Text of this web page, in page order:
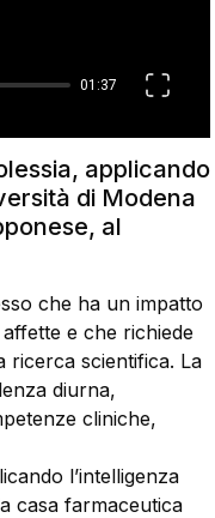
applicando
di Modena
al
che ha un impatto
e che richiede
ricerca scientifica. La
diurna,
cliniche,
l’intelligenza
casa farmaceutica